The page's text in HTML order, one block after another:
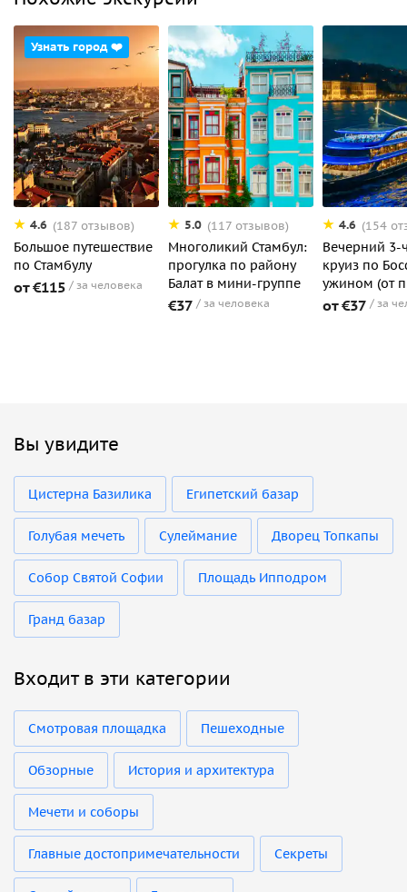
Узнать город ❤️
4.6 (187 отзывов)
Большое путешествие
по Стамбулу
от €115 за человека
5.0 (117 отзывов)
Многоликий Стамбул:
прогулка по району
Балат в мини-группе
€37 за человека
4.6 (154
Вечерний 3-
круиз по
ужином (от
от €37 за
Вы увидите
Цистерна Базилика Египетский базар
Голубая мечеть Сулеймание Дворец Топкапы
Собор Святой Софии Площадь Ипподром
Гранд базар
Входит в эти категории
Смотровая площадка Пешеходные
Обзорные История и архитектура
Мечети и соборы
Главные достопримечательности Секреты